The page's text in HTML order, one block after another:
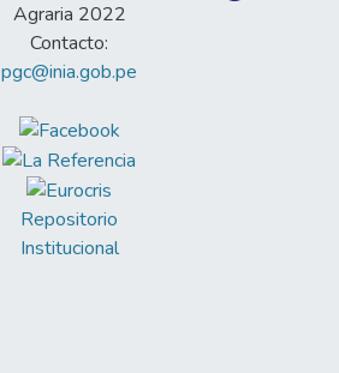
Agraria 2022
Contacto:
pgc@inia.gob.pe
Repositorio
Institucional